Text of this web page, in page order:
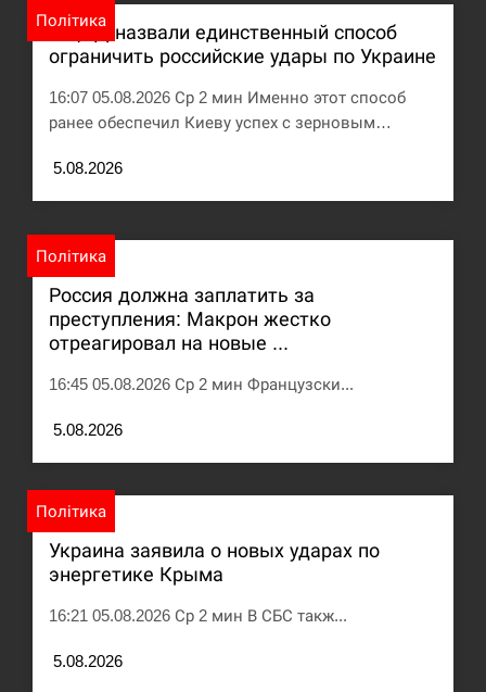
Політика
В ЦПД назвали единственный способ
ограничить российские удары по Украине
16:07 05.08.2026 Ср 2 мин Именно этот способ
ранее обеспечил Киеву успех с зерновым…
5.08.2026
Політика
Россия должна заплатить за
преступления: Макрон жестко
отреагировал на новые ...
16:45 05.08.2026 Ср 2 мин Французски...
5.08.2026
Політика
Украина заявила о новых ударах по
энергетике Крыма
16:21 05.08.2026 Ср 2 мин В СБС такж...
5.08.2026